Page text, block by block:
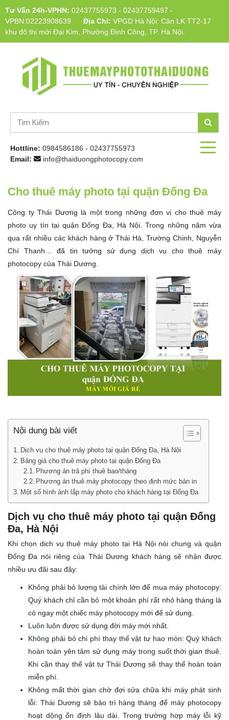
Tư Vấn 24h-VPHN: 02437755973 - 02437759497 -
VPBN:02223908639
Địa Chỉ: VPGD Hà Nội: Căn LK TT2-17
khu đô thị mới Đại Kim, Phường Định Công, TP. Hà Nội.
Hottline: 0984586186 - 02437755973
Email:
info@thaiduongphotocopy.com
Cho thuê máy photo tại quận Đống Đa
Công ty Thái Dương là một trong những đơn vị cho thuê máy
photo uy tín tại quận Đống Đa, Hà Nội. Trong những năm vừa
qua rất nhiều các khách hàng ở Thái Hà, Trường Chinh, Nguyễn
Chí Thanh… đã tin tưởng sử dụng dịch vụ cho thuê máy
photocopy của Thái Dương.
Nội dung bài viết
Dịch vụ cho thuê máy photo tại quận Đống Đa, Hà Nội
Bảng giá cho thuê máy photo tại quận Đống Đa
Phương án trả phí thuê bao/tháng
Phương án thuê máy photocopy theo định mức bản in
Một số hình ảnh lắp máy photo cho khách hàng tại Đống Đa
Dịch vụ cho thuê máy photo tại quận Đống
Đa, Hà Nội
Khi chọn dịch vụ thuê máy photo tại Hà Nội nói chung và quận
Đống Đa nói riêng của Thái Dương khách hàng sẽ nhận được
nhiều ưu đãi sau đây:
Không phải bỏ lượng tài chính lớn để mua máy photocopy:
Quý khách chỉ cần bỏ một khoản phí rất nhỏ hàng tháng là
có ngay một chiếc máy photocopy mới để sử dụng.
Luôn luôn được sử dụng đời máy mới nhất.
Không phải bỏ chi phí thay thế vật tư hao mòn: Quý khách
hoàn toàn yên tâm sử dụng máy trong suốt thời gian thuê.
Khi cần thay thế vật tư Thái Dương sẽ thay thế hoàn toàn
miễn phí.
Không mất thời gian chờ đợi sửa chữa khi máy phát sinh
lỗi: Thái Dương sẽ bảo trì hàng tháng để máy photocopy
hoạt dộng ổn định lâu dài. Trong trường hợp máy lỗi kỹ